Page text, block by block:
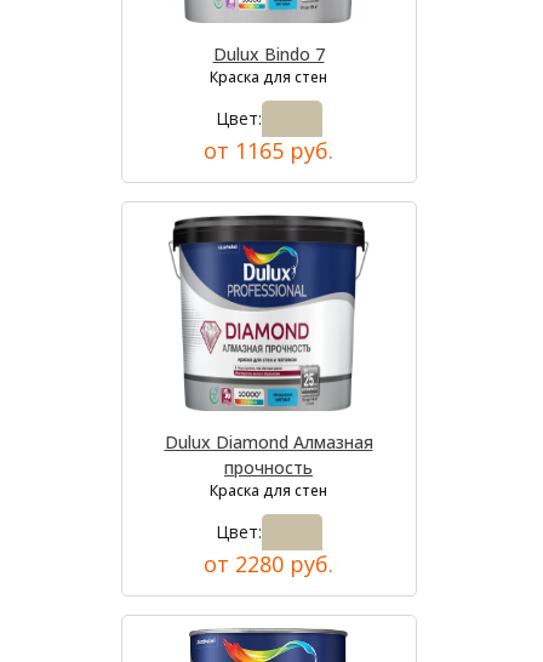
Dulux Bindo 7
Краска для стен
Цвет:
от 1165 руб.
Dulux Diamond Алмазная
прочность
Краска для стен
Цвет:
от 2280 руб.